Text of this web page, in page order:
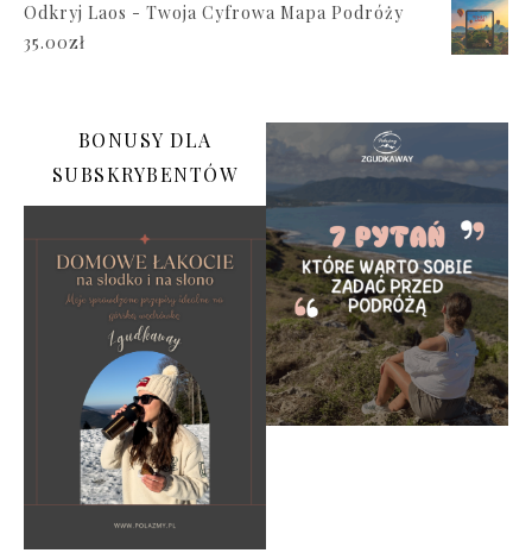
Odkryj Laos - Twoja Cyfrowa Mapa Podróży
35.00zł
BONUSY DLA
SUBSKRYBENTÓW